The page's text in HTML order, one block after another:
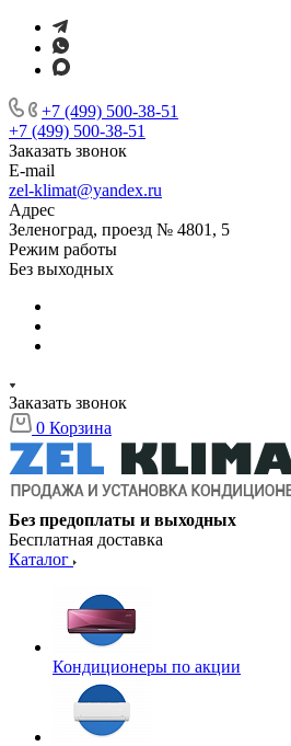
+7 (499) 500-38-51
+7 (499) 500-38-51
Заказать звонок
E-mail
zel-klimat@yandex.ru
Адрес
Зеленоград, проезд № 4801, 5
Режим работы
Без выходных
Заказать звонок
0 Корзина
Без предоплаты и выходных
Бесплатная доставка
Каталог
Кондиционеры по акции